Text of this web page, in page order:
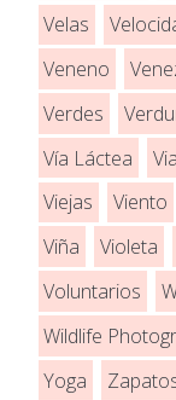
Velas
Veneno
Verdes
Vía Láctea
Viejas
Viento
Viña
Violeta
Voluntarios
Wildlife
Yoga